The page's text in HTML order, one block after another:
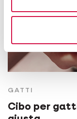
GATTI
Cibo per